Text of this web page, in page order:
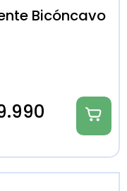
Bicóncavo